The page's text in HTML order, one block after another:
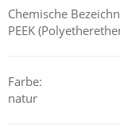
PEEK-
Dicke von 95 mm
Chemische
PEEK
Farbe:
natur